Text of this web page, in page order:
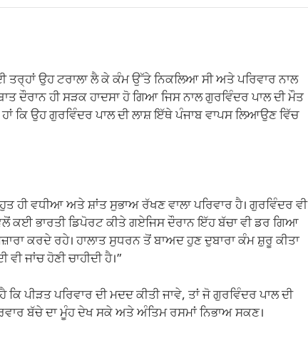
ਤਰ੍ਹਾਂ ਉਹ ਟਰਾਲਾ ਲੈ ਕੇ ਕੰਮ ਉੱਤੇ ਨਿਕਲਿਆ ਸੀ ਅਤੇ ਪਰਿਵਾਰ ਨਾਲ
ਹੀ ਸੜਕ ਹਾਦਸਾ ਹੋ ਗਿਆ ਜਿਸ ਨਾਲ ਗੁਰਵਿੰਦਰ ਪਾਲ ਦੀ ਮੌਤ
ਕਿ ਉਹ ਗੁਰਵਿੰਦਰ ਪਾਲ ਦੀ ਲਾਸ਼ ਇੱਥੇ ਪੰਜਾਬ ਵਾਪਸ ਲਿਆਉਣ ਵਿੱਚ
ਹੀ ਵਧੀਆ ਅਤੇ ਸ਼ਾਂਤ ਸੁਭਾਅ ਰੱਖਣ ਵਾਲਾ ਪਰਿਵਾਰ ਹੈ। ਗੁਰਵਿੰਦਰ ਵੀ
ਕਈ ਭਾਰਤੀ ਡਿਪੋਰਟ ਕੀਤੇ ਗਏਜਿਸ ਦੌਰਾਨ ਇੱਹ ਬੱਚਾ ਵੀ ਡਰ ਗਿਆ
ਕਰਦੇ ਰਹੇ। ਹਾਲਾਤ ਸੁਧਰਨ ਤੋਂ ਬਾਅਦ ਹੁਣ ਦੁਬਾਰਾ ਕੰਮ ਸ਼ੁਰੂ ਕੀਤਾ
ਜਾਂਚ ਹੋਣੀ ਚਾਹੀਦੀ ਹੈ।”
ਪੀੜਤ ਪਰਿਵਾਰ ਦੀ ਮਦਦ ਕੀਤੀ ਜਾਵੇ, ਤਾਂ ਜੋ ਗੁਰਵਿੰਦਰ ਪਾਲ ਦੀ
ਬੱਚੇ ਦਾ ਮੂੰਹ ਦੇਖ ਸਕੇ ਅਤੇ ਅੰਤਿਮ ਰਸਮਾਂ ਨਿਭਾਅ ਸਕਣ।